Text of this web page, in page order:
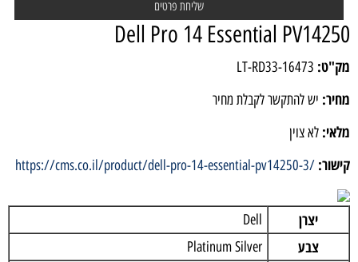
Dell Pro 14 Essential PV14250
מק"ט: LT-RD33-16473
מחיר: יש להתקשר לקבלת מחיר
מלאי: לא צוין
קישור: https://cms.co.il/product/dell-pro-14-essential-pv14250-3/
יצרן Dell
צבע Platinum Silver